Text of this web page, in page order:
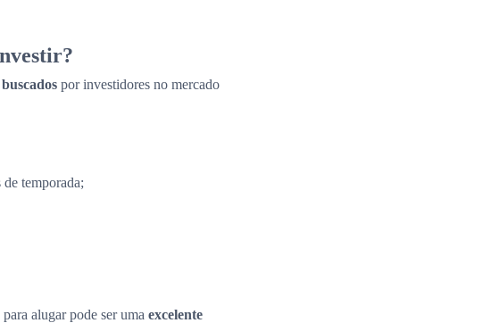
por investidores no mercado
temporada;
alugar pode ser uma excelente